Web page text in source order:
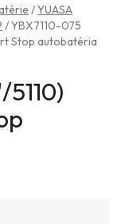
/YUASA
/YBX7110-075
Stop autobatéria